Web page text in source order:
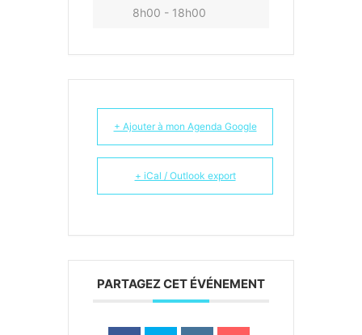
8h00 - 18h00
+ Ajouter à mon Agenda Google
+ iCal / Outlook export
PARTAGEZ CET ÉVÉNEMENT